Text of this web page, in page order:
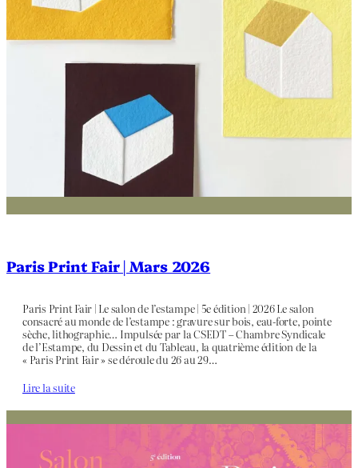
Paris Print Fair | Mars 2026
Paris Print Fair | Le salon de l’estampe | 5e édition | 2026 Le salon
consacré au monde de l’estampe : gravure sur bois, eau-forte, pointe
sèche, lithographie… Impulsée par la CSEDT – Chambre Syndicale
de l’Estampe, du Dessin et du Tableau, la quatrième édition de la
« Paris Print Fair » se déroule du 26 au 29…
Lire la suite